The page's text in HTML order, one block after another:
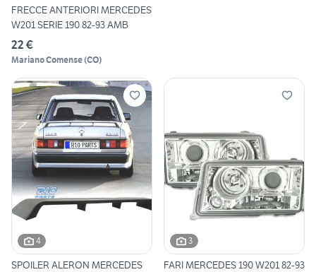
FRECCE ANTERIORI MERCEDES
W201 SERIE 190 82-93 AMB
22 €
Mariano Comense(CO)
4
SPOILER ALERON MERCEDES
3
FARI MERCEDES 190 W201 82-93